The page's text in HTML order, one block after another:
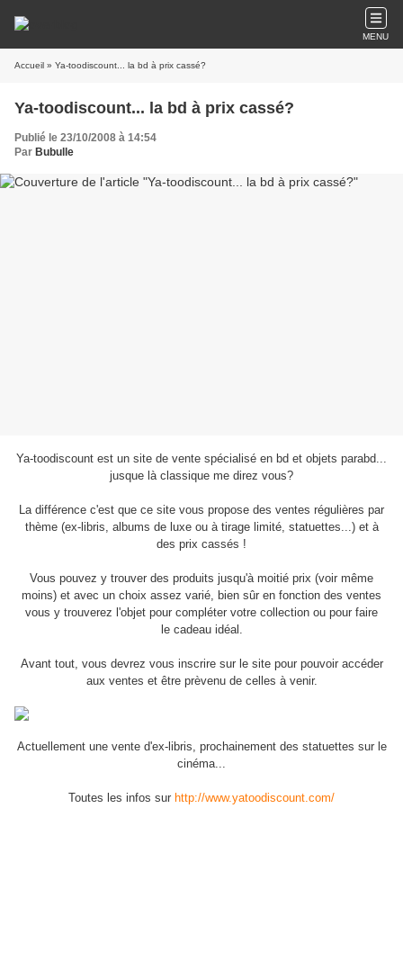
MENU
Accueil » Ya-toodiscount... la bd à prix cassé?
Ya-toodiscount... la bd à prix cassé?
Publié le 23/10/2008 à 14:54
Par Bubulle
Ya-toodiscount est un site de vente spécialisé en bd et objets parabd...
jusque là classique me direz vous?
La différence c'est que ce site vous propose des ventes régulières par
thème (ex-libris, albums de luxe ou à tirage limité, statuettes...) et à
des prix cassés !
Vous pouvez y trouver des produits jusqu'à moitié prix (voir même
moins) et avec un choix assez varié, bien sûr en fonction des ventes
vous y trouverez l'objet pour compléter votre collection ou pour faire
le cadeau idéal.
Avant tout, vous devrez vous inscrire sur le site pour pouvoir accéder
aux ventes et être prèvenu de celles à venir.
Actuellement une vente d'ex-libris, prochainement des statuettes sur le
cinéma...
Toutes les infos sur http://www.yatoodiscount.com/